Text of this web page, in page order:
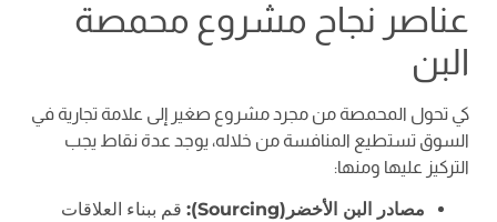
عناصر نجاح مشروع محمصة
البن
كي تحول المحمصة من مجرد مشروع صغير إلى علامة تجارية في
السوق تستطيع المنافسة من خلاله، يوجد عدة نقاط يجب
التركيز عليها ومنها:
مصادر البن الأخضر(Sourcing
): قم ببناء العلاقات